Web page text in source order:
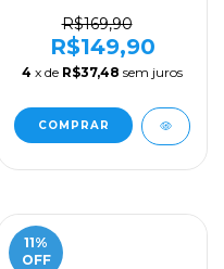
R$169,90
R$149,90
4 x de R$37,48 sem juros
11%
OFF